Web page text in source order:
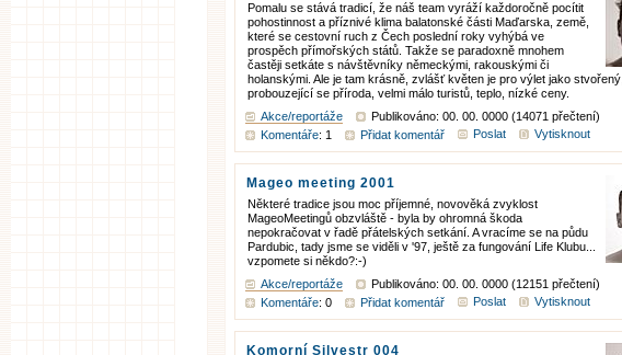
Pomalu se stává tradicí, že náš team vyráží každoročně pocítit
pohostinnost a příznivé klima balatonské části Maďarska, země,
které se cestovní ruch z Čech poslední roky vyhýbá ve
prospěch přímořských států. Takže se paradoxně mnohem
častěji setkáte s návštěvníky německými, rakouskými či
holanskými. Ale je tam krásně, zvlášť květen je pro výlet jako stvořený,
probouzející se příroda, velmi málo turistů, teplo, nízké ceny.
Akce/reportáže
Publikováno: 00. 00. 0000 (14071 přečtení)
Komentáře: 1 Přidat komentář Poslat Vytisknout
Mageo meeting 2001
Některé tradice jsou moc příjemné, novověká zvyklost
MageoMeetingů obzvláště - byla by ohromná škoda
nepokračovat v řadě přátelských setkání. A vracíme se na půdu
Pardubic, tady jsme se viděli v '97, ještě za fungování Life Klubu...
vzpomete si někdo?:-)
Akce/reportáže
Publikováno: 00. 00. 0000 (12151 přečtení)
Komentáře: 0 Přidat komentář Poslat Vytisknout
Komorní Silvestr 004